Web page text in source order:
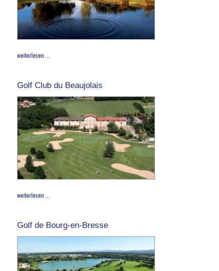
weiterlesen ...
Golf Club du Beaujolais
weiterlesen ...
Golf de Bourg-en-Bresse